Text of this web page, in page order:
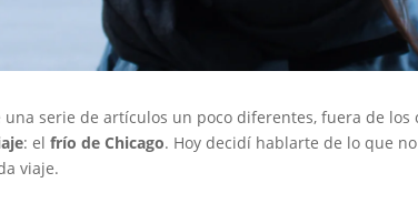
serie de artículos un poco diferentes, fuera de los
: elfrío de Chicago. Hoy decidí hablarte de lo que
viaje.